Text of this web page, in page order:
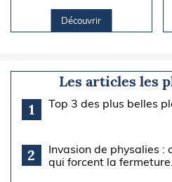
Découvrir
Les articles les
1
Top 3 des plus belles
2
Invasion de physalies :
qui forcent la